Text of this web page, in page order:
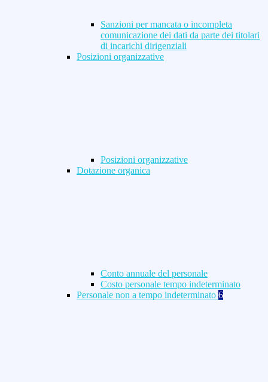
Sanzioni per mancata o incompleta
comunicazione dei dati da parte dei titolari
di incarichi dirigenziali
Posizioni organizzative
Posizioni organizzative
Dotazione organica
Conto annuale del personale
Costo personale tempo indeterminato
Personale non a tempo indeterminato 6